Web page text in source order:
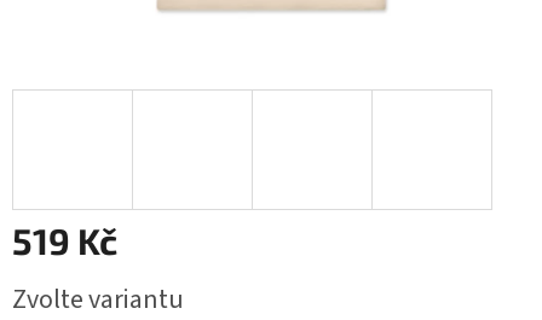
519 Kč
cena:
Zvolte variantu